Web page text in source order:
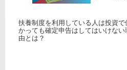
扶養制度を利用している人は投資で
かっても確定申告はしてはいけない
由とは？